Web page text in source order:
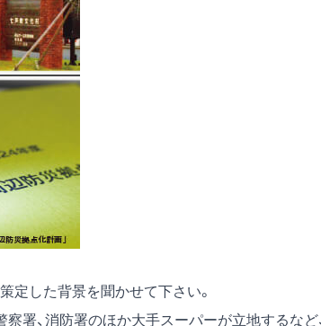
定した背景を聞かせて下さい。
署、消防署のほか大手スーパーが立地するなど